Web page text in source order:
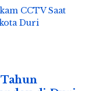
CCTV Saat
Duri
Tahun